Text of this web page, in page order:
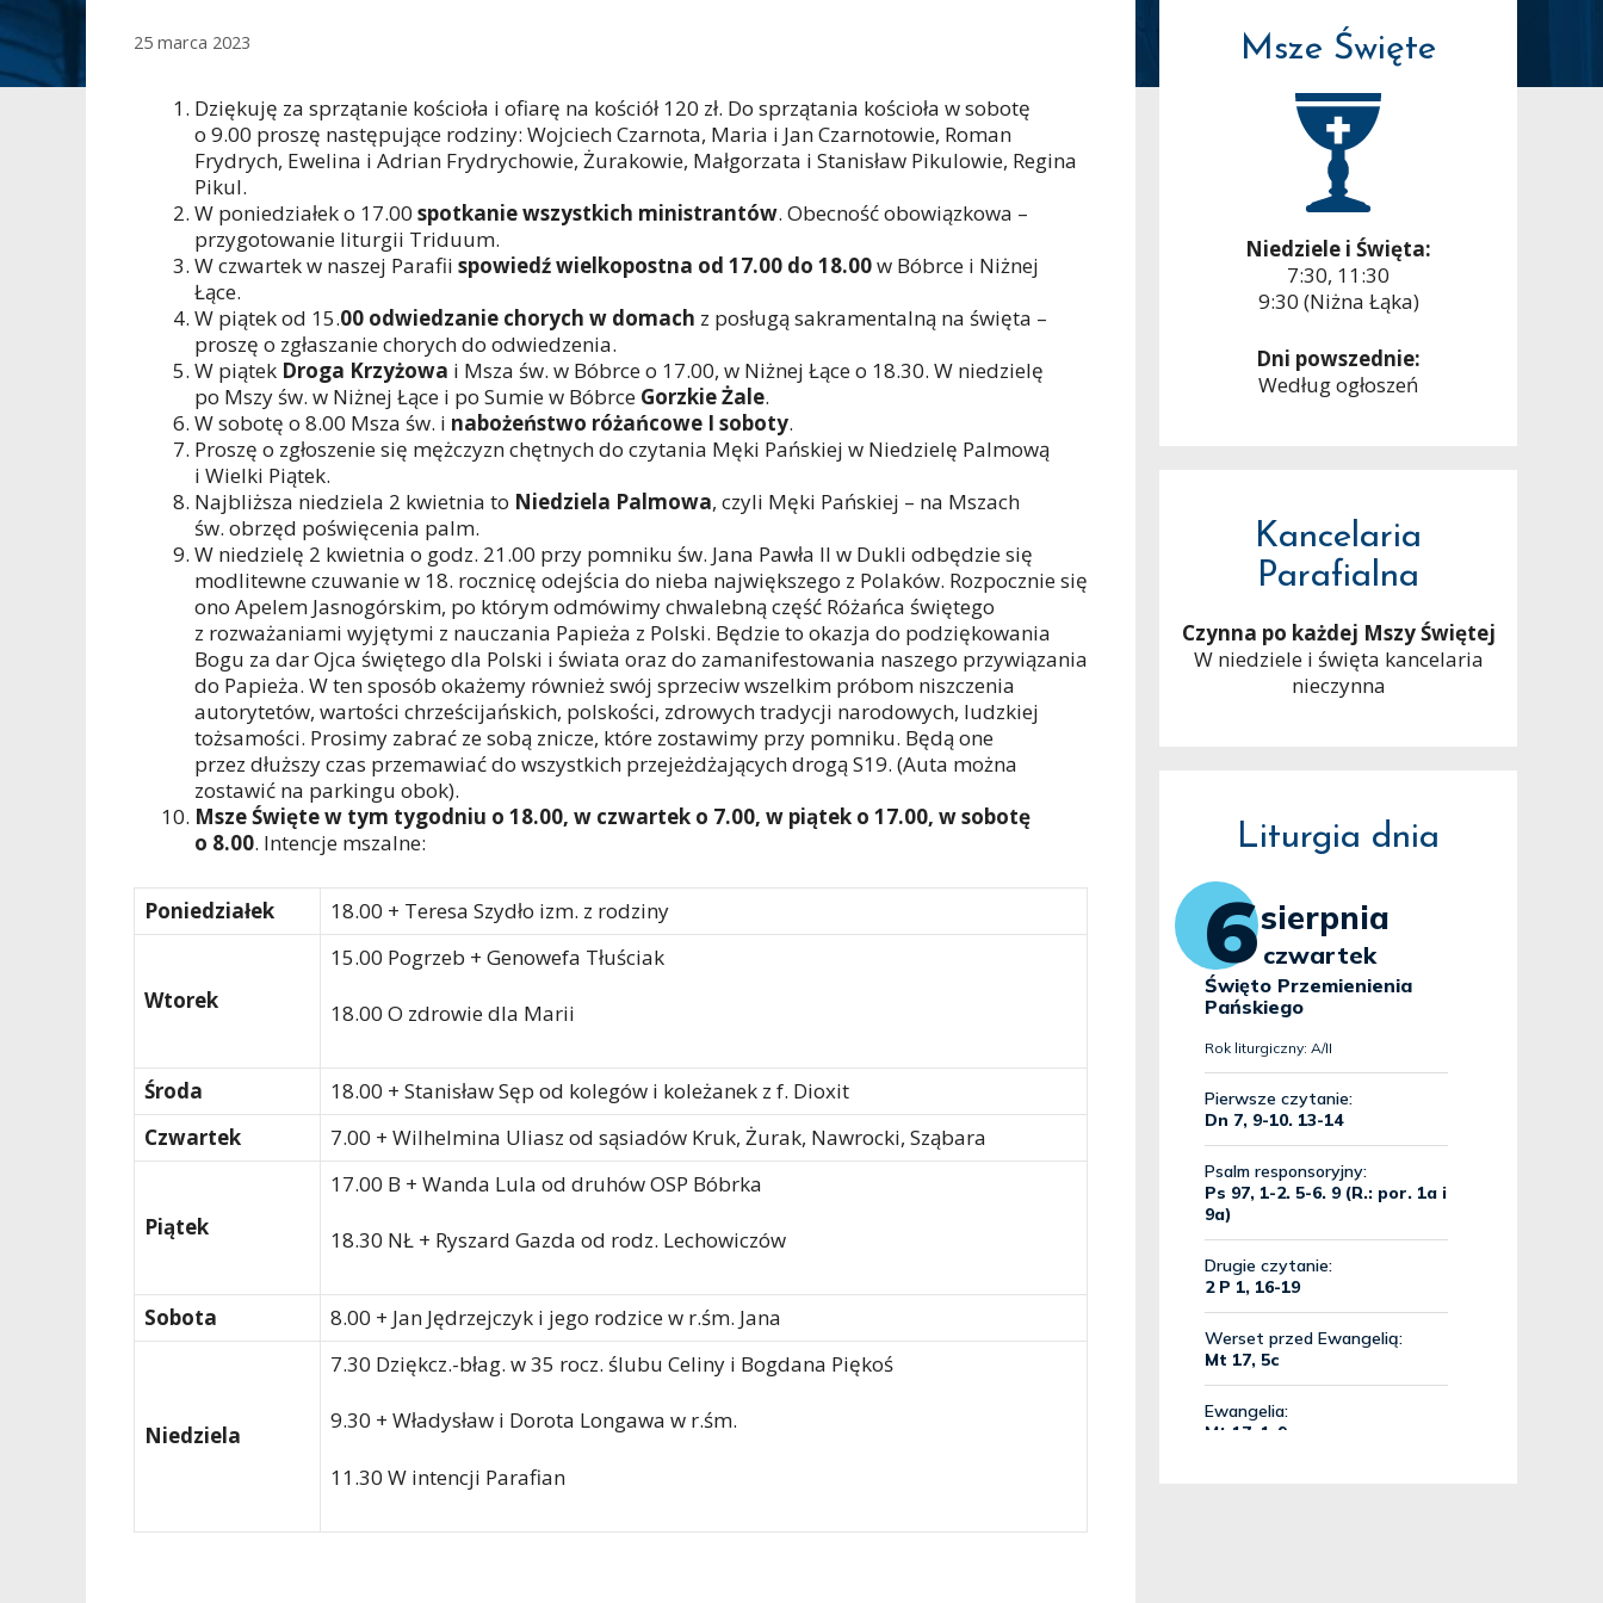
25 marca 2023
Dziękuję za sprzątanie kościoła i ofiarę na kościół 120 zł. Do sprzątania kościoła w sobotę
o 9.00 proszę następujące rodziny: Wojciech Czarnota, Maria i Jan Czarnotowie, Roman
Frydrych, Ewelina i Adrian Frydrychowie, Żurakowie, Małgorzata i Stanisław Pikulowie, Regina
Pikul.
W poniedziałek o 17.00 spotkanie wszystkich ministrantów. Obecność obowiązkowa –
przygotowanie liturgii Triduum.
W czwartek w naszej Parafii spowiedź wielkopostna od 17.00 do 18.00w Bóbrce i Niżnej
Łące.
W piątek od 15.00 odwiedzanie chorych w domach z posługą sakramentalną na święta –
proszę o zgłaszanie chorych do odwiedzenia.
W piątek Droga Krzyżowa i Msza św. w Bóbrce o 17.00, w Niżnej Łące o 18.30. W niedzielę
po Mszy św. w Niżnej Łące i po Sumie w Bóbrce Gorzkie Żale.
W sobotę o 8.00 Msza św. i nabożeństwo różańcowe I soboty.
Proszę o zgłoszenie się mężczyzn chętnych do czytania Męki Pańskiej w Niedzielę Palmową
i Wielki Piątek.
Najbliższa niedziela 2 kwietnia to Niedziela Palmowa, czyli Męki Pańskiej – na Mszach
św. obrzęd poświęcenia palm.
W niedzielę 2 kwietnia o godz. 21.00 przy pomniku św. Jana Pawła II w Dukli odbędzie się
modlitewne czuwanie w 18. rocznicę odejścia do nieba największego z Polaków. Rozpocznie się
ono Apelem Jasnogórskim, po którym odmówimy chwalebną część Różańca świętego
z rozważaniami wyjętymi z nauczania Papieża z Polski. Będzie to okazja do podziękowania
Bogu za dar Ojca świętego dla Polski i świata oraz do zamanifestowania naszego przywiązania
do Papieża. W ten sposób okażemy również swój sprzeciw wszelkim próbom niszczenia
autorytetów, wartości chrześcijańskich, polskości, zdrowych tradycji narodowych, ludzkiej
tożsamości. Prosimy zabrać ze sobą znicze, które zostawimy przy pomniku. Będą one
przez dłuższy czas przemawiać do wszystkich przejeżdżających drogą S19. (Auta można
zostawić na parkingu obok).
Msze Święte w tym tygodniu o 18.00, w czwartek o 7.00, w piątek o 17.00, w sobotę
o 8.00. Intencje mszalne:
Poniedziałek 18.00 + Teresa Szydło izm. z rodziny
Wtorek
15.00 Pogrzeb + Genowefa Tłuściak
18.00 O zdrowie dla Marii
Środa
18.00 + Stanisław Sęp od kolegów i koleżanek z f. Dioxit
Czwartek
7.00 + Wilhelmina Uliasz od sąsiadów Kruk, Żurak, Nawrocki, Sząbara
Piątek
17.00 B + Wanda Lula od druhów OSP Bóbrka
18.30 NŁ + Ryszard Gazda od rodz. Lechowiczów
Sobota 8.00 + Jan Jędrzejczyk i jego rodzice w r.śm. Jana
Niedziela
7.30 Dziękcz.-błag. w 35 rocz. ślubu Celiny i Bogdana Piękoś
9.30 + Władysław i Dorota Longawa w r.śm.
11.30 W intencji Parafian
Msze Święte
Niedziele i Święta:
7:30, 11:30
9:30 (Niżna Łąka)
Dni powszednie:
Według ogłoszeń
Kancelaria
Parafialna
Czynna po każdej Mszy Świętej
W niedziele i święta kancelaria
nieczynna
Liturgia dnia